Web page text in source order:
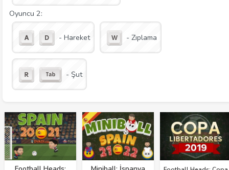
Oyuncu 2:
- Hareket - Zıplama
- Şut